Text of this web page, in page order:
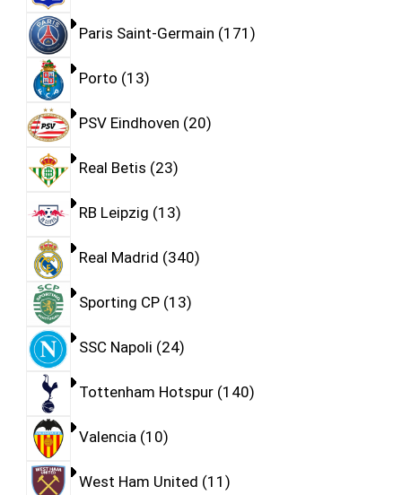
Paris Saint-Germain 171
Porto 13
PSV Eindhoven 20
Real Betis 23
RB Leipzig 13
Real Madrid 340
Sporting CP 13
SSC Napoli 24
Tottenham Hotspur 140
Valencia 10
West Ham United 11